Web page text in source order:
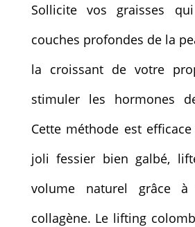
Sollicite vos graisses
couches profondes de la
la croissant de votre
stimuler les hormones
Cette méthode est
joli fessier bien galbé,
volume naturel grâce
collagène. Le lifting